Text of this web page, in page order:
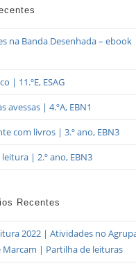
na Banda Desenhada – ebook
| 11.ºE, ESAG
avessas | 4.ºA, EBN1
com livros | 3.º ano, EBN3
| 2.º ano, EBN3
Recentes
2022 | Atividades no
Marcam | Partilha de leituras